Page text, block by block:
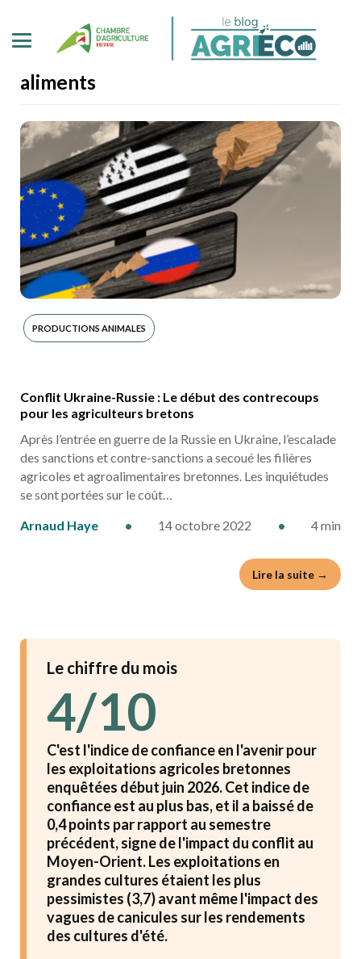
aliments
PRODUCTIONS ANIMALES
Conflit Ukraine-Russie : Le début des contrecoups
pour les agriculteurs bretons
Après l’entrée en guerre de la Russie en Ukraine, l’escalade
des sanctions et contre-sanctions a secoué les filières
agricoles et agroalimentaires bretonnes. Les inquiétudes
se sont portées sur le coût…
Arnaud Haye
• 14 octobre 2022 • 4 min
Lire la suite →
Le chiffre du mois
4/10
C'est l'indice de confiance en l'avenir pour
les exploitations agricoles bretonnes
enquêtées début juin 2026. Cet indice de
confiance est au plus bas, et il a baissé de
0,4 points par rapport au semestre
précédent, signe de l'impact du conflit au
Moyen-Orient. Les exploitations en
grandes cultures étaient les plus
pessimistes (3,7) avant même l'impact des
vagues de canicules sur les rendements
des cultures d'été.